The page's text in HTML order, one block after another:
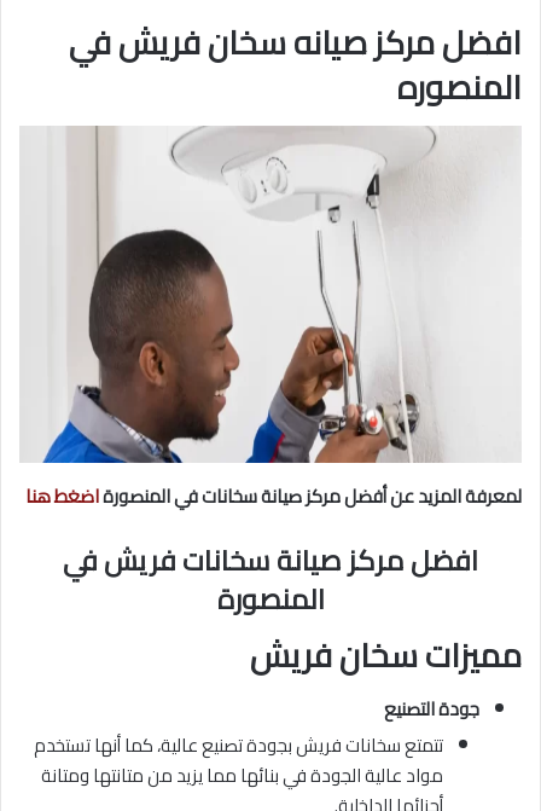
افضل مركز صيانه سخان فريش في
المنصوره
لمعرفة المزيد عن أفضل مركز صيانة سخانات في المنصورةاضغط هنا
افضل مركز صيانة سخانات فريش في
المنصورة
مميزات سخان فريش
جودة التصنيع
تتمتع سخانات فريش بجودة تصنيع عالية، كما أنها تستخدم
مواد عالية الجودة في بنائها مما يزيد من متانتها ومتانة